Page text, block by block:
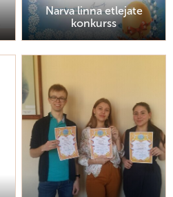
Narva linna etlejate
konkurss